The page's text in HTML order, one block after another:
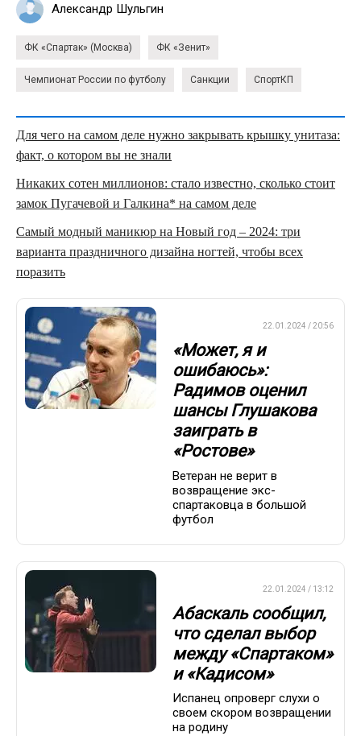
Александр Шульгин
ФК «Спартак» (Москва) ФК «Зенит»
Чемпионат России по футболу Санкции СпортКП
Для чего на самом деле нужно закрывать крышку унитаза:
факт, о котором вы не знали
Никаких сотен миллионов: стало известно, сколько стоит
замок Пугачевой и Галкина* на самом деле
Самый модный маникюр на Новый год – 2024: три
варианта праздничного дизайна ногтей, чтобы всех
поразить
22.01.2024 / 20:56
«Может, я и
ошибаюсь»:
Радимов оценил
шансы Глушакова
заиграть в
«Ростове»
Ветеран не верит в
возвращение экс-
спартаковца в большой
футбол
22.01.2024 / 13:12
Абаскаль сообщил,
что сделал выбор
между «Спартаком»
и «Кадисом»
Испанец опроверг слухи о
своем скором возвращении
на родину